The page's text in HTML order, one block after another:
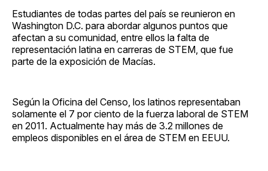
Estudiantes de todas partes del país se reunieron en
Washington D.C. para abordar algunos puntos que
afectan a su comunidad, entre ellos la falta de
representación latina en carreras de STEM, que fue
parte de la exposición de Macías.
Según la Oficina del Censo, los latinos representaban
solamente el 7 por ciento de la fuerza laboral de STEM
en 2011. Actualmente hay más de 3.2 millones de
empleos disponibles en el área de STEM en EEUU.